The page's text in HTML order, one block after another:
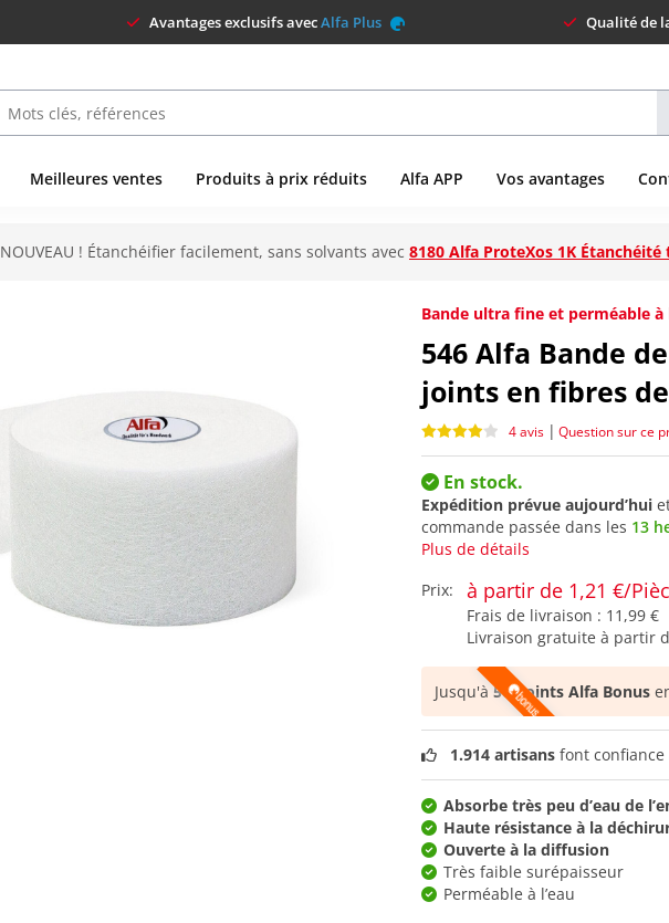
Avantages exclusifs avecAlfa Plus Qualité de
Meilleures ventes Produits à prix réduits Alfa APP Vos avantages
NOUVEAU ! Étanchéifier facilement, sans solvants avec 8180 Alfa ProteXos 1K
Bande ultra fine et perméable
546 Alfa Bande
joints en fibres
4 avis | Question sur ce
En stock.
Expédition prévue aujourd’hui
commande passée dans les 13
Plus de détails
Prix:
à partir de 1,21 €/
Frais de livraison : 11,99 €
Livraison gratuite à partir
Jusqu'à50 points Alfa Bonus
1.914 artisans font
Absorbe très peu d’eau de
Haute résistance à la
Ouverte à la diffusion
Très faible surépaisseur
Perméable à l’eau